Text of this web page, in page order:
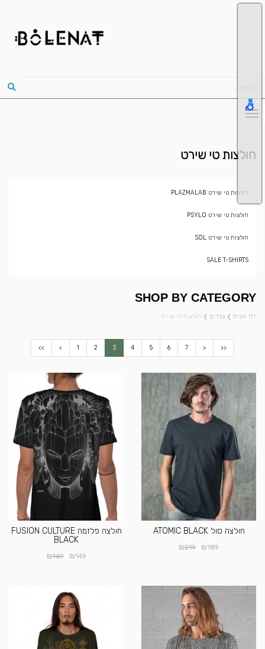
חולצות טי שירט
חולצות טי שירט PLAZMALAB
חולצות טי שירט PSYLO
חולצות טי שירט SOL
SALE T-SHIRTS
SHOP BY CATEGORY
דף הבית ❱ גברים ❱ חולצות טי שירט
<< < 1 2 3 4 5 6 7 > >>
חולצה סול ATOMIC BLACK
₪189
₪219
חולצה פלזמה FUSION CULTURE
BLACK
₪149
₪169